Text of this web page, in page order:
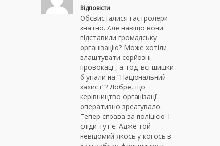
Відповісти
Обсвисталися гастролери
знатно. Але навіщо вони
підставили громадську
організацію? Може хотіли
влаштувати серйозні
провокації, а тоді всі шишки
б упали на “Національний
захист”? Добре, що
керівництво організації
оперативно зреагувало.
Тепер справа за поліцією. І
сліди тут є. Адже той
невідомий якось у когось в